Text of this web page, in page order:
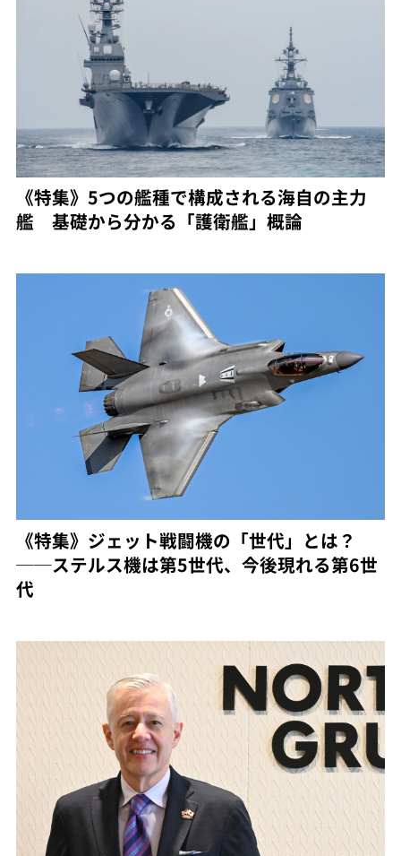
《特集》5つの艦種で構成される海自の主力
艦 基礎から分かる「護衛艦」概論
《特集》ジェット戦闘機の「世代」とは？
──ステルス機は第5世代、今後現れる第6世
代